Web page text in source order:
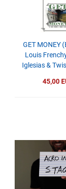
GET MONEY
Louis
Iglesias &
45,00